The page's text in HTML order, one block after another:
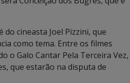
do cineasta Joel Pizzini, que
como tema. Entre os filmes
o Galo Cantar Pela Terceira Vez,
que estarão na disputa de